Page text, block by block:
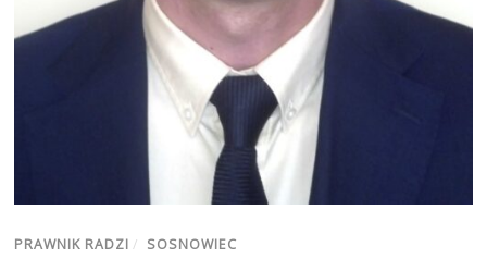
PRAWNIK RADZI / SOSNOWIEC